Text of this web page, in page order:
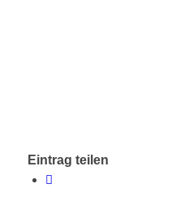
Eintrag teilen